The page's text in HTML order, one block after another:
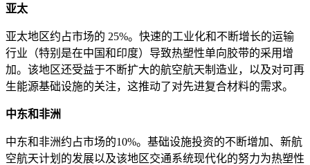
亚太
亚太地区约占市场的 25%。快速的工业化和不断增长的运输
行业（特别是在中国和印度）导致热塑性单向胶带的采用增
加。该地区还受益于不断扩大的航空航天制造业，以及对可再
生能源基础设施的关注，这推动了对先进复合材料的需求。
中东和非洲
中东和非洲约占市场的10%。基础设施投资的不断增加、新航
空航天计划的发展以及该地区交通系统现代化的努力为热塑性